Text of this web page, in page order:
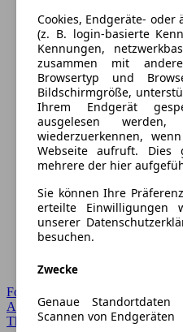
Forum Startseite
Alle Auto-Foren
Themen-Forum
Cookies, Endgeräte-
(z. B. login-basierte
Kennungen,
zusammen mit
Browsertyp und
Bildschirmgröße,
Ihrem Endgerät
ausgelesen
wiederzuerkennen,
Webseite aufruft.
mehrere der hier
Sie können Ihre
erteilte Einwilligungen
unserer
besuchen.
Zwecke
Genaue
Scannen von Endgeräten